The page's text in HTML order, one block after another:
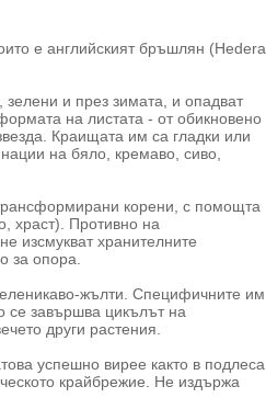
е английският бръшлян (Hedera
и през зимата, и опадват
на листата - от обикновено
Краищата им са гладки или
на бяло, кремаво, сиво,
корени, с помощта
храст). Противно на
изсмукват хранителните
за опора.
жълти. Специфичните им
се завършва цикълът на
други растения.
успешно вирее както в подлеса
крайбрежие. Не издържа